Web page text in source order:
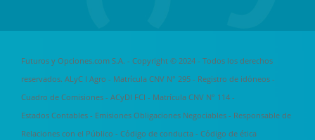
Futuros y Opciones.com S.A. - Copyright © 2024 - Todos los derechos
reservados. ALyC I Agro - Matrícula CNV N° 295 - Registro de idóneos -
Cuadro de Comisiones - ACyDI FCI - Matrícula CNV N° 114 -
Estados Contables - Emisiones Obligaciones Negociables - Responsable de
Relaciones con el Público - Código de conducta - Código de ética